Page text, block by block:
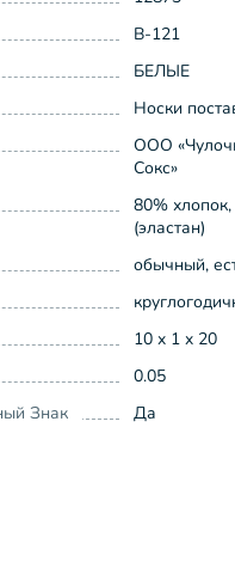
В-121
БЕЛЫЕ
Носки
ООО
Сокс»
80%
(эластан)
обычный,
10 x 1 x 20
0.05
Знак
Да